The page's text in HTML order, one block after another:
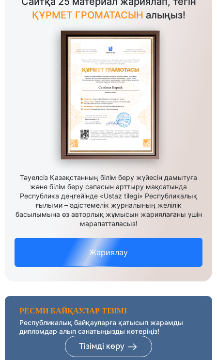
ҚҰРМЕТ ГРОМАТАСЫН алыңыз!
Тәуелсіз Қазақстанның білім беру жүйесін дамытуға
және білім беру сапасын арттыру мақсатында
Республика деңгейінде «Ustaz tilegi» Республикалық
ғылыми – әдістемелік журналының желілік
басылымына өз авторлық жұмысын жариялағаны үшін
марапатталасыз!
Жариялау
РЕСМИ БАЙҚАУЛАР ТІЗІМІ
Республикалық байқауларға қатысып жарамды
дипломдар алып санатыңызды көтеріңіз!
Тізімді көру